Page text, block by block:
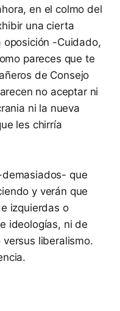
en el colmo del
una cierta
oposición -Cuidado,
pareces que te
de Consejo
no aceptar ni
ni la nueva
les chirría
que
y verán que
izquierdas o
ideologías, ni de
liberalismo.